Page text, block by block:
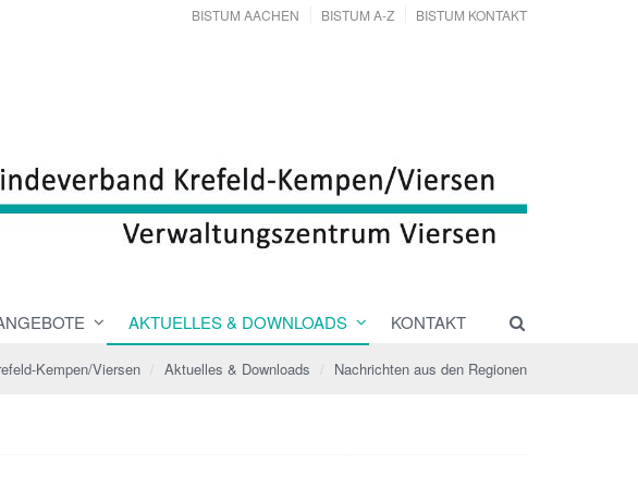
BISTUM AACHEN BISTUM A-Z BISTUM KONTAKT
AKTUELLES & DOWNLOADS KONTAKT
Kempen/Viersen Aktuelles & Downloads Nachrichten aus den Regionen